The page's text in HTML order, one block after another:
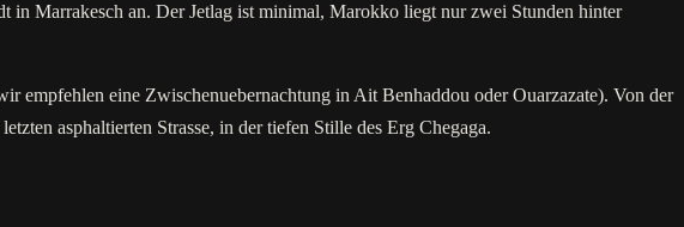
in Marrakesch an. Der Jetlag ist minimal, Marokko liegt nur zwei Stunden hinter
empfehlen eine Zwischenuebernachtung in Ait Benhaddou oder Ouarzazate). Von der
asphaltierten Strasse, in der tiefen Stille des Erg Chegaga.